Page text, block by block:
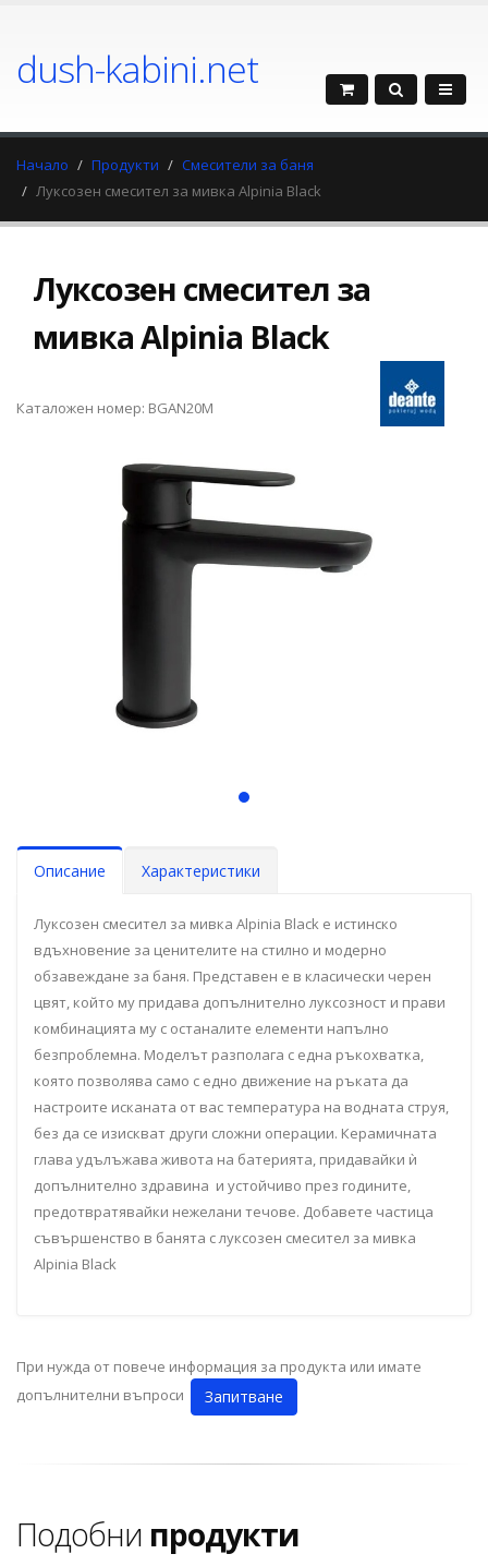
dush-kabini.net
Начало Продукти
Смесители за баня
Луксозен смесител за мивка Alpinia Black
Луксозен смесител за
мивка Alpinia Black
Каталожен номер: BGAN20M
Описание Характеристики
Луксозен смесител за мивка Alpinia Black е истинско
вдъхновение за ценителите на стилно и модерно
обзавеждане за баня. Представен е в класически черен
цвят, който му придава допълнително луксозност и прави
комбинацията му с останалите елементи напълно
безпроблемна. Моделът разполага с една ръкохватка,
която позволява само с едно движение на ръката да
настроите исканата от вас температура на водната струя,
без да се изискват други сложни операции. Керамичната
глава удълъжава живота на батерията, придавайки ѝ
допълнително здравина и устойчиво през годините,
предотвратявайки нежелани течове. Добавете частица
съвършенство в банята с луксозен смесител за мивка
Alpinia Black
При нужда от повече информация за продукта или имате
допълнителни въпроси
Запитване
Подобни продукти